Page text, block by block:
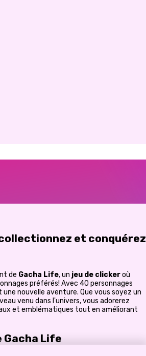
et conquérez
de Gacha Life, un jeu de clickeroù
préférés! Avec 40 personnages
nouvelle aventure. Que vous soyez un
venu dans l'univers, vous adorerez
et emblématiques tout en améliorant
Gacha Life